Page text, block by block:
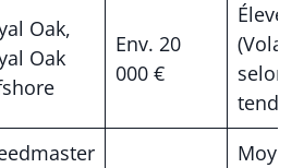
Oak,
Oak
Env. 20
000 €
Élevé
selon
Moyen